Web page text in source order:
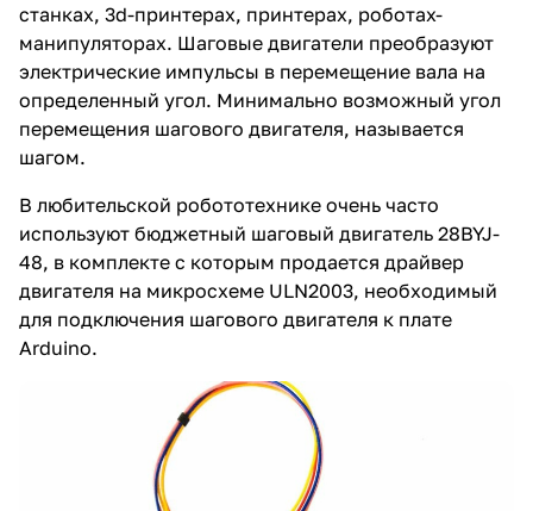
станках, 3d-принтерах, принтерах, роботах-
манипуляторах. Шаговые двигатели преобразуют
электрические импульсы в перемещение вала на
определенный угол. Минимально возможный угол
перемещения шагового двигателя, называется
шагом.
В любительской робототехнике очень часто
используют бюджетный шаговый двигатель 28BYJ-
48, в комплекте с которым продается драйвер
двигателя на микросхеме ULN2003, необходимый
для подключения шагового двигателя к плате
Arduino.